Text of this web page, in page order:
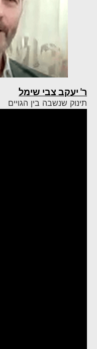
ר' יעקב צבי שימל
תינוק שנשבה בין הגויים